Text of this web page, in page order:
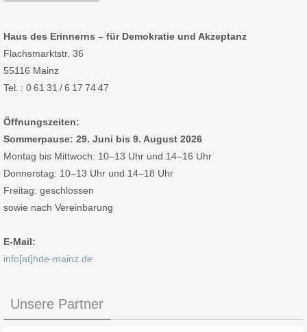
Haus des Erinnerns – für Demokratie und Akzeptanz
Flachsmarktstr. 36
55116 Mainz
Tel. : 0 61 31 / 6 17 74 47
Öffnungszeiten:
Sommerpause: 29. Juni bis 9. August 2026
Montag bis Mittwoch: 10–13 Uhr und 14–16 Uhr
Donnerstag: 10–13 Uhr und 14–18 Uhr
Freitag: geschlossen
sowie nach Vereinbarung
E-Mail:
info[at]hde-mainz.de
Unsere Partner